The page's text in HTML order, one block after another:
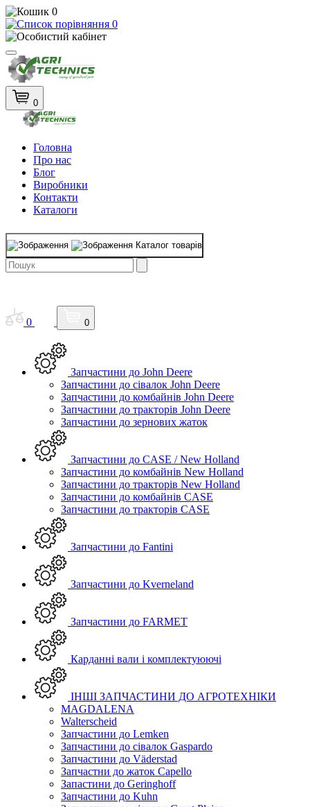
0
0
0
Головна
Про нас
Блог
Виробники
Контакти
Каталоги
Каталог товарів
0 0
Запчастини до John Deere
Запчастини до сівалок John Deere
Запчастини до комбайнів John Deere
Запчастини до тракторів John Deere
Запчастини до зернових жаток
Запчастини до CASE / New Holland
Запчастини до комбайнів New Holland
Запчастини до тракторів New Holland
Запчастини до комбайнів CASE
Запчастини до тракторів CASE
Запчастини до Fantini
Запчастини до Kverneland
Запчастини до FARMET
Карданні вали і комплектуюючі
ІНШІ ЗАПЧАСТИНИ ДО АГРОТЕХНІКИ
MAGDALENA
Walterscheid
Запчастини до Lemken
Запчастини до сівалок Gaspardo
Запчастини до Väderstad
Запчастни до жаток Capello
Запастини до Geringhoff
Запчастини до Kuhn